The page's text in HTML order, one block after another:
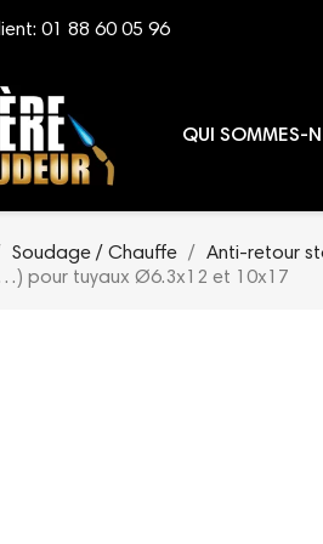
01 88 60 05 96
QUI SOMMES-
Soudage / Chauffe
Anti-retour
pour tuyaux Ø6.3x12 et 10x17